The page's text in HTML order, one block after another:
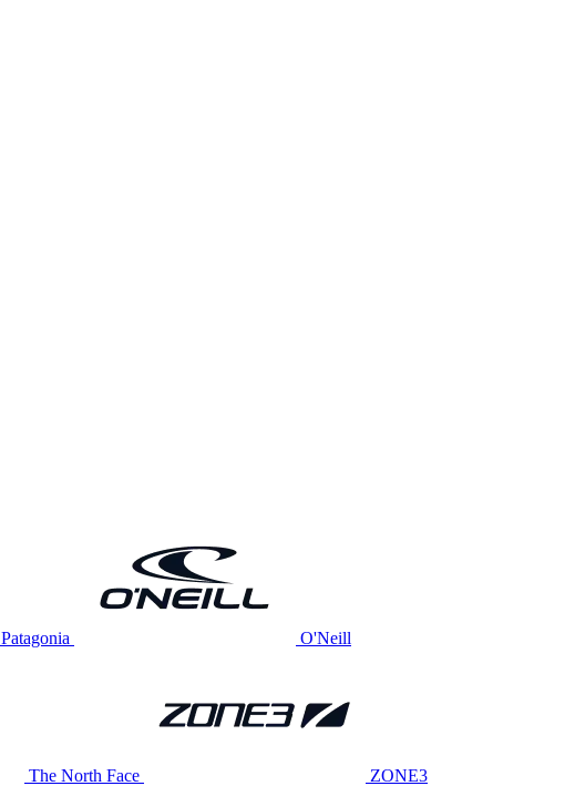
Patagonia O'Neill
The North Face ZONE3